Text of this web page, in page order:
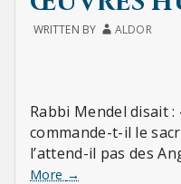
WRITTEN BY ALDOR
Rabbi Mendel disait
commande-t-il le
l’attend-il pas des
More « Telle
→